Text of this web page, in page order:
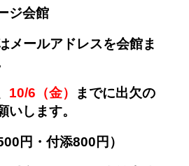
ジ会館
ールアドレスを会館ま
10/6（金）
までに出欠の
いします。
円・付添800円）